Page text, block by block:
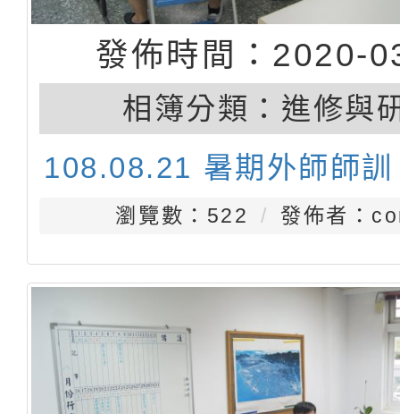
發佈時間：2020-
相簿分類： 進修與
108.08.21 暑期外師師訓
瀏覽數：522 發佈者：